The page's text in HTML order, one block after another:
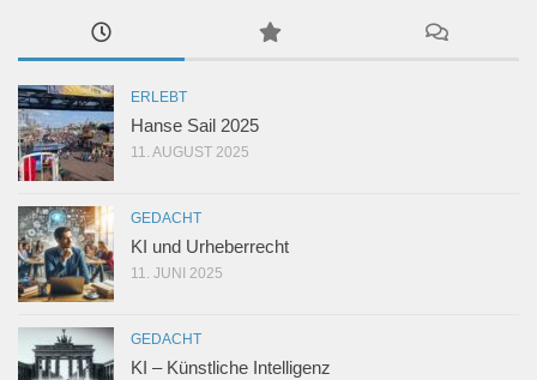
ERLEBT
Hanse Sail 2025
11. AUGUST 2025
GEDACHT
KI und Urheberrecht
11. JUNI 2025
GEDACHT
KI – Künstliche Intelligenz